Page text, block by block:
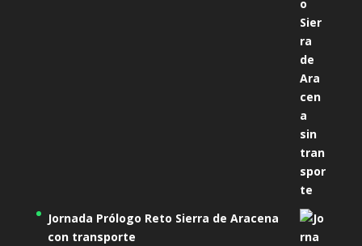
Jornada Prólogo Reto Sierra de Aracena
con transporte